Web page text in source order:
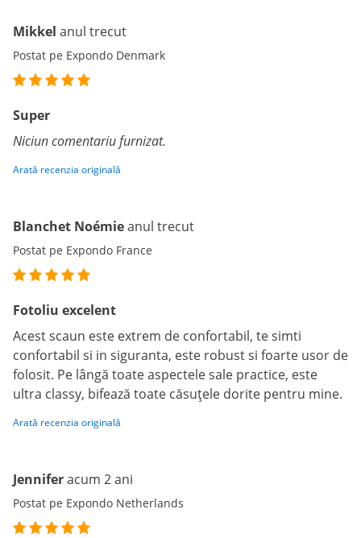
Mikkel anul trecut
Postat pe Expondo Denmark
Super
Niciun comentariu furnizat.
Arată recenzia originală
Blanchet Noémieanul trecut
Postat pe Expondo France
Fotoliu excelent
Acest scaun este extrem de confortabil, te simti
confortabil si in siguranta, este robust si foarte usor de
folosit. Pe lângă toate aspectele sale practice, este
ultra classy, bifează toate căsuțele dorite pentru mine.
Arată recenzia originală
Jenniferacum 2 ani
Postat pe Expondo Netherlands